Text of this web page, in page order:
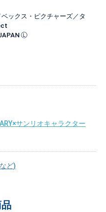
ックス・ピクチャーズ／タ
JAPAN Ⓛ
サンリオキャラクター
ど)